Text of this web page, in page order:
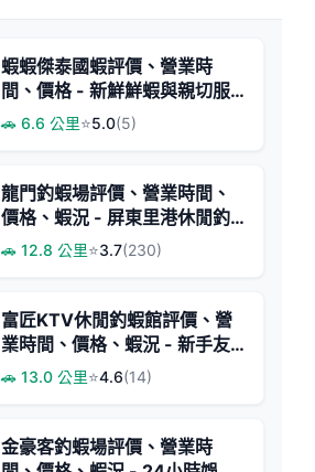
蝦蝦傑泰國蝦評價、營業時
間、價格 - 新鮮鮮蝦與親切服
🚗 6.6 公里⭐5.0(5)
龍門釣蝦場評價、營業時間、
價格、蝦況 - 屏東里港休閒釣
蝦體驗
🚗 12.8 公里⭐3.7(230)
富匠KTV休閒釣蝦館評價、營
業時間、價格、蝦況 - 新手友
善與豐富蝦量
🚗 13.0 公里⭐4.6(14)
金豪客釣蝦場評價、營業時